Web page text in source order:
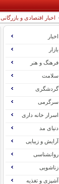
اخبار اقتصادی و بازرگانی
اخبار
بازار
فرهنگ و هنر
سلامت
گردشگری
سرگرمی
اسرار خانه داری
دنیای مد
آرایش و زیبایی
روانشناسی
زناشویی
آشپزی و تغذیه